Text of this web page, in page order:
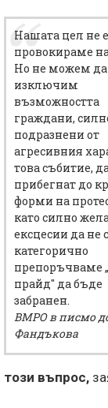
Нашата цел не
провокираме
Но не можем да
изключим
възможността
граждани,
подразнени от
агресивния
това събитие,
прибегнат до
форми на
като силно
ексцесии да не
категорично
препоръчваме
прайд" да бъде
забранен.
ВМРОв писмо
Фандъкова
този въпрос,